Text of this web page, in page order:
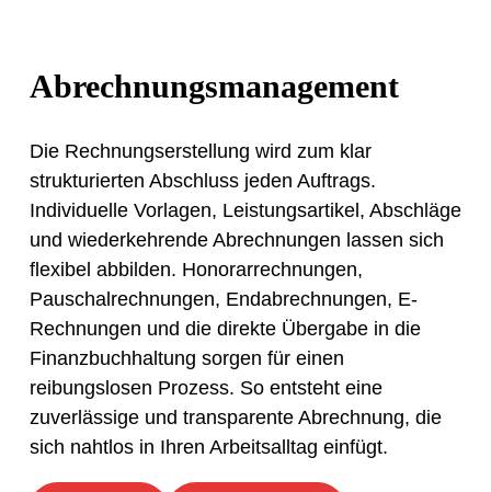
Abrechnungsmanagement
Die Rechnungserstellung wird zum klar
strukturierten Abschluss jeden Auftrags.
Individuelle Vorlagen, Leistungsartikel, Abschläge
und wiederkehrende Abrechnungen lassen sich
flexibel abbilden. Honorarrechnungen,
Pauschalrechnungen, Endabrechnungen, E-
Rechnungen und die direkte Übergabe in die
Finanzbuchhaltung sorgen für einen
reibungslosen Prozess. So entsteht eine
zuverlässige und transparente Abrechnung, die
sich nahtlos in Ihren Arbeitsalltag einfügt.